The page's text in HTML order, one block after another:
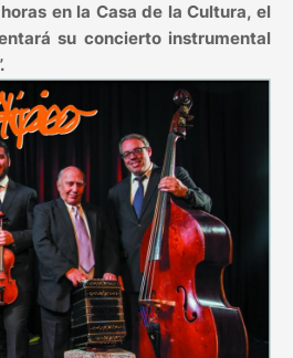
en la Casa de la Cultura, el
su concierto instrumental